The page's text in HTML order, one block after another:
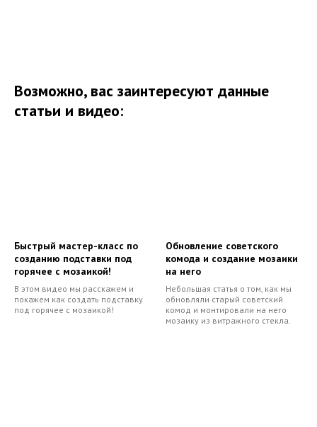
Возможно, вас заинтересуют данные
статьи и видео:
Быстрый мастер-класс по
созданию подставки под
горячее с мозаикой!
В этом видео мы расскажем и
покажем как создать подставку
под горячее с мозаикой!
Обновление советского
комода и создание мозаики
на него
Небольшая статья о том, как мы
обновляли старый советский
комод и монтировали на него
мозаику из витражного стекла.